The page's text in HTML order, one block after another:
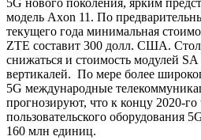
модель Axon 11. По
текущего года минимальная
ZTE составит 300 долл. США.
снижаться и стоимость модулей
вертикалей. По мере более
5G международные
прогнозируют, что к концу 2020-го
пользовательского оборудования
160 млн единиц.